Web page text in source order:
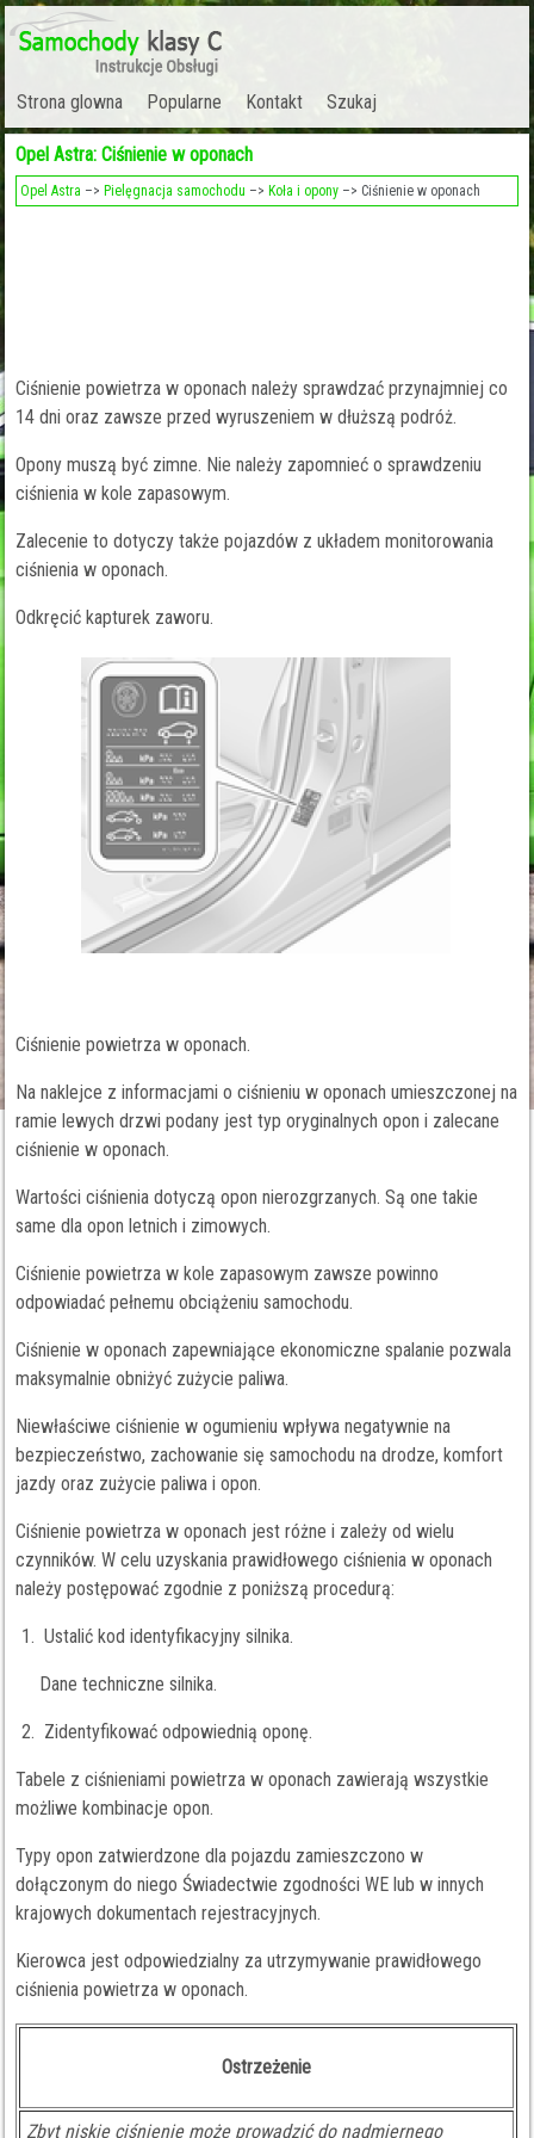
Strona glowna Popularne Kontakt Szukaj
Opel Astra: Ciśnienie w oponach
Opel Astra –> Pielęgnacja samochodu –> Koła i opony –> Ciśnienie w oponach
Ciśnienie powietrza w oponach należy sprawdzać przynajmniej co
14 dni oraz zawsze przed wyruszeniem w dłuższą podróż.
Opony muszą być zimne. Nie należy zapomnieć o sprawdzeniu
ciśnienia w kole zapasowym.
Zalecenie to dotyczy także pojazdów z układem monitorowania
ciśnienia w oponach.
Odkręcić kapturek zaworu.
Ciśnienie powietrza w oponach.
Na naklejce z informacjami o ciśnieniu w oponach umieszczonej na
ramie lewych drzwi podany jest typ oryginalnych opon i zalecane
ciśnienie w oponach.
Wartości ciśnienia dotyczą opon nierozgrzanych. Są one takie
same dla opon letnich i zimowych.
Ciśnienie powietrza w kole zapasowym zawsze powinno
odpowiadać pełnemu obciążeniu samochodu.
Ciśnienie w oponach zapewniające ekonomiczne spalanie pozwala
maksymalnie obniżyć zużycie paliwa.
Niewłaściwe ciśnienie w ogumieniu wpływa negatywnie na
bezpieczeństwo, zachowanie się samochodu na drodze, komfort
jazdy oraz zużycie paliwa i opon.
Ciśnienie powietrza w oponach jest różne i zależy od wielu
czynników. W celu uzyskania prawidłowego ciśnienia w oponach
należy postępować zgodnie z poniższą procedurą:
Ustalić kod identyfikacyjny silnika.
Dane techniczne silnika.
Zidentyfikować odpowiednią oponę.
Tabele z ciśnieniami powietrza w oponach zawierają wszystkie
możliwe kombinacje opon.
Typy opon zatwierdzone dla pojazdu zamieszczono w
dołączonym do niego Świadectwie zgodności WE lub w innych
krajowych dokumentach rejestracyjnych.
Kierowca jest odpowiedzialny za utrzymywanie prawidłowego
ciśnienia powietrza w oponach.
Ostrzeżenie
Zbyt niskie ciśnienie może prowadzić do nadmiernego